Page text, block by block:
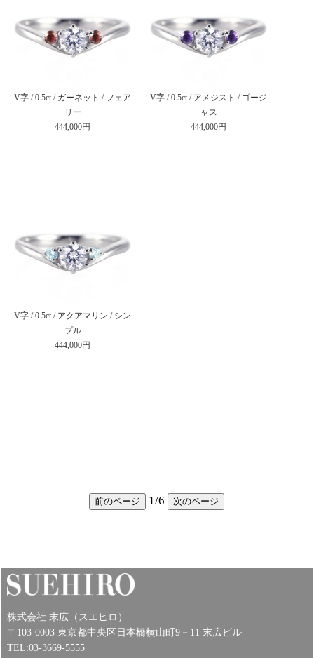
V字 / 0.5ct / ガーネット / フェア
リー
444,000円
V字 / 0.5ct / アメジスト / ゴージ
ャス
444,000円
V字 / 0.5ct / アクアマリン / シン
プル
444,000円
前のページ 1/6 次のページ
株式会社 末広（スエヒロ）
〒103-0003 東京都中央区日本橋横山町9－11 末広ビル
TEL:03-3669-5555